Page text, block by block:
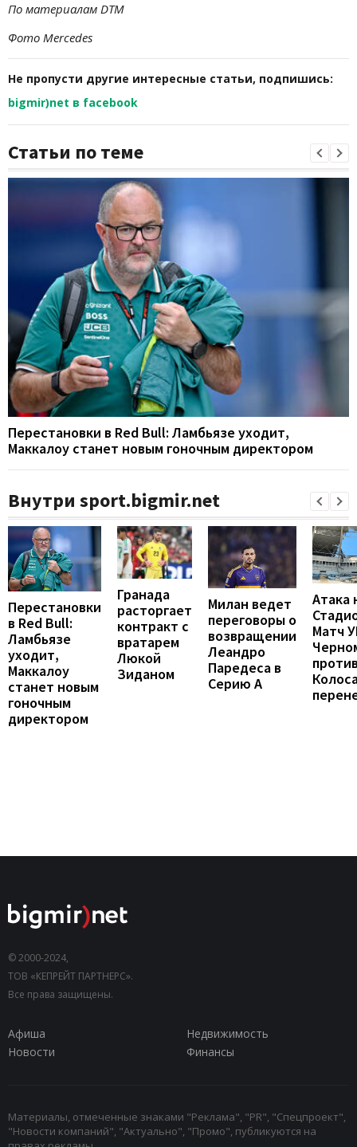
По материалам DTM
Фото Mercedes
Не пропусти другие интересные статьи, подпишись:
bigmir)net в facebook
Статьи по теме
Перестановки в Red Bull: Ламбьязе уходит,
Маккалоу станет новым гоночным директором
Внутри sport.bigmir.net
Перестановки
в Red Bull:
Ламбьязе
уходит,
Маккалоу
станет новым
гоночным
директором
Гранада
расторгает
контракт с
вратарем
Люкой
Зиданом
Милан ведет
переговоры о
возвращении
Леандро
Паредеса в
Серию А
Атака
Матч
© 2000-2024,
ТОВ «КЕПРЕЙТ ПАРТНЕРС».
Все права защищены.
Афиша
Недвижимость
Новости
Финансы
Материалы, отмеченные знаками "Реклама", "PR", "Спецпроект",
"Новости компаний", "Актуально", "Промо", публикуются на